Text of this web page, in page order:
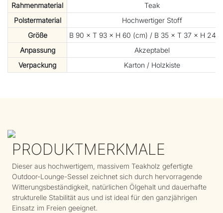
Rahmenmaterial
Teak
Polstermaterial
Hochwertiger Stoff
Größe
B 90 × T 93 × H 60 (cm) / B 35 × T 37 × H 24
Anpassung
Akzeptabel
Verpackung
Karton / Holzkiste
PRODUKTMERKMALE
Dieser aus hochwertigem, massivem Teakholz gefertigte
Outdoor-Lounge-Sessel zeichnet sich durch hervorragende
Witterungsbeständigkeit, natürlichen Ölgehalt und dauerhafte
strukturelle Stabilität aus und ist ideal für den ganzjährigen
Einsatz im Freien geeignet.